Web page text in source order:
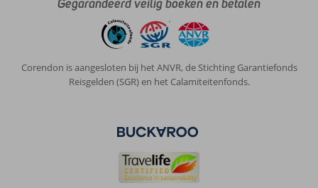
Gegarandeerd veilig boeken en betalen
Corendon is aangesloten bij het ANVR, de Stichting Garantiefonds
Reisgelden (SGR) en het Calamiteitenfonds.